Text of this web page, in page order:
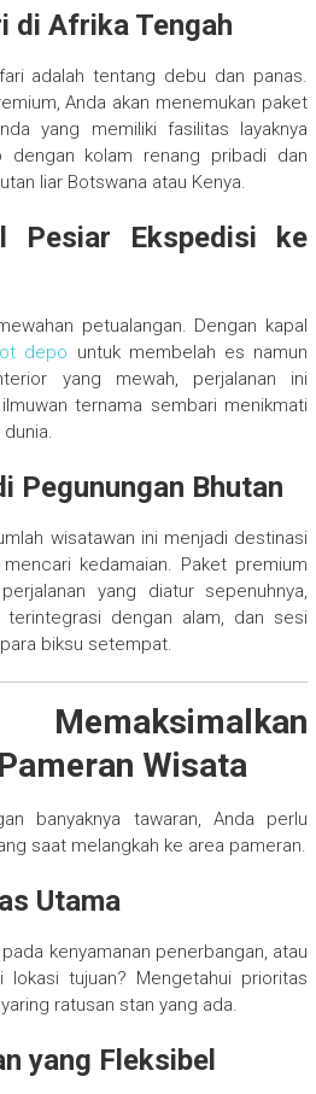
di Afrika Tengah
adalah tentang debu dan panas.
Anda akan menemukan paket
yang memiliki fasilitas layaknya
dengan kolam renang pribadi dan
liar Botswana atau Kenya.
Pesiar Ekspedisi ke
petualangan. Dengan kapal
depo untuk membelah es namun
yang mewah, perjalanan ini
ternama sembari menikmati
Pegunungan Bhutan
wisatawan ini menjadi destinasi
kedamaian. Paket premium
yang diatur sepenuhnya,
dengan alam, dan sesi
biksu setempat.
Wisata
banyaknya tawaran, Anda perlu
saat melangkah ke area pameran.
Utama
kenyamanan penerbangan, atau
lokasi tujuan? Mengetahui prioritas
ratusan stan yang ada.
yang Fleksibel